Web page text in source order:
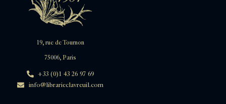
19, rue de Tournon
75006, Paris
+33 (0)1 43 26 97 69
info@librarieclavreuil.com